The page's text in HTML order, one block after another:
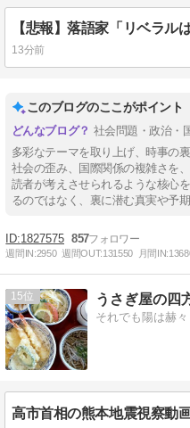
13分前
このブログのここがポイント
社会問題・政治・
多彩なテーマを取り上げ、時事の
社会の歪み、国際関係の複雑さを
読者が考えさせられるような核心
るのではなく、裏に潜む真実や予
1827575 857
週間IN:2950 週間OUT:131550 月間IN:
15 うさぎ屋の四
それでも陽は赫
高市首相の熊本地震視察動画